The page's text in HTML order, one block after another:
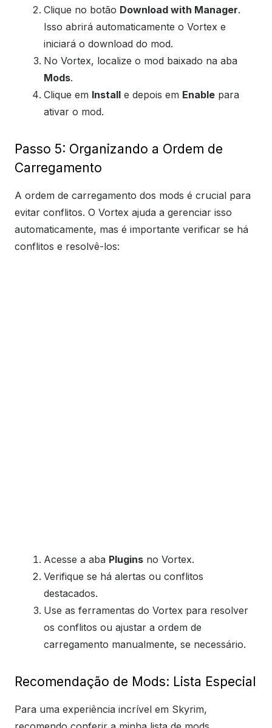
Clique no botão Download with Manager.
Isso abrirá automaticamente o Vortex e
iniciará o download do mod.
No Vortex, localize o mod baixado na aba
Mods.
Clique em Install e depois em Enable para
ativar o mod.
Passo 5: Organizando a Ordem de
Carregamento
A ordem de carregamento dos mods é crucial para
evitar conflitos. O Vortex ajuda a gerenciar isso
automaticamente, mas é importante verificar se há
conflitos e resolvê-los:
Acesse a aba Plugins no Vortex.
Verifique se há alertas ou conflitos
destacados.
Use as ferramentas do Vortex para resolver
os conflitos ou ajustar a ordem de
carregamento manualmente, se necessário.
Recomendação de Mods: Lista Especial
Para uma experiência incrível em Skyrim,